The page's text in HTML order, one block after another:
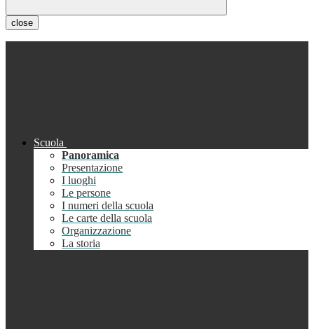
close
Scuola
Panoramica
Presentazione
I luoghi
Le persone
I numeri della scuola
Le carte della scuola
Organizzazione
La storia